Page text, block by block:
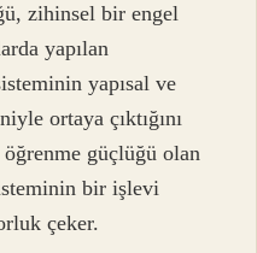
zihinsel bir engel
yapılan
yapısal ve
ortaya çıktığını
güçlüğü olan
bir işlevi
çeker.